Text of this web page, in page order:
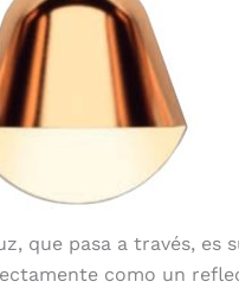
que pasa a través, es
como un